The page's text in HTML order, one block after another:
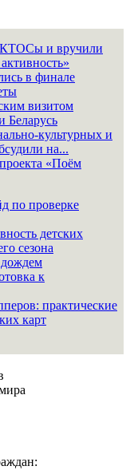
КТОСы и вручили
в финале
визитом
Беларусь
культурных и
на...
«Поём
по проверке
детских
сезона
к
практические
карт